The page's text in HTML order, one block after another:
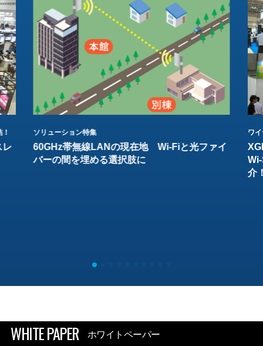
レ
ソリューション特集
60GHz帯無線LANの現在地 Wi-Fiと光ファイ
バーの間を埋める選択肢に
ワ
介
WHITE PAPER ホワイトペーパー